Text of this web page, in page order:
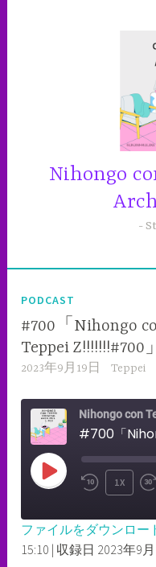
Nihongo
PODCAST
#700「Nihongo
Teppei Z!!!!!!!#700」
2023年9月19日 Teppei
Nihongo con
PLAY
REWIND
10
SECONDS
1X
SHARE
ファイルをダウンロー
15:10 | 収録日 2023年9